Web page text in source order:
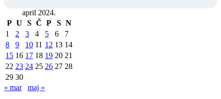
april 2024.
P U S Č P S N
1
2 3 4 5 6
7
8
9 10 11 12 13 14
15 16 17 18 19 20 21
22 23 24 25 26 27 28
29 30
« mar
maj »